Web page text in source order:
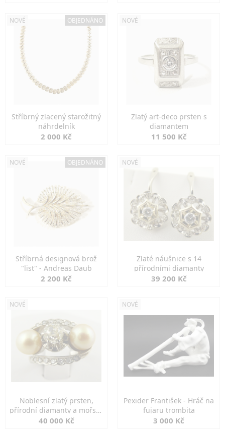
NOVÉ OBJEDNÁNO
Stříbrný zlacený starožitný
náhrdelník
2 000 Kč
NOVÉ
Zlatý art-deco prsten s
diamantem
11 500 Kč
NOVÉ OBJEDNÁNO
Stříbrná designová brož
"list" - Andreas Daub
2 200 Kč
NOVÉ
Zlaté náušnice s 14
přírodními diamanty
39 200 Kč
NOVÉ
Noblesní zlatý prsten,
přírodní diamanty a mořské
perly
40 000 Kč
NOVÉ
Pexider František - Hráč na
fujaru trombita
3 000 Kč